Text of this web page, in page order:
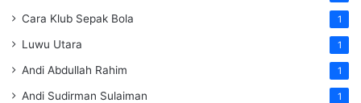
Cara Klub Sepak Bola 1
Luwu Utara 1
Andi Abdullah Rahim 1
Andi Sudirman Sulaiman 1